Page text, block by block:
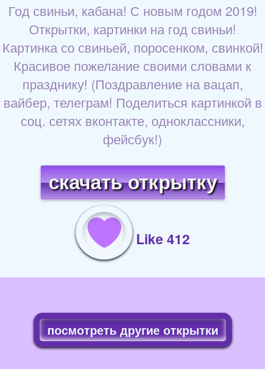
Год свиньи, кабана! С новым годом 2019!
Открытки, картинки на год свиньи!
Картинка со свиньей, поросенком, свинкой!
Красивое пожелание своими словами к
празднику! (Поздравление на вацап,
вайбер, телеграм! Поделиться картинкой в
соц. сетях вконтакте, одноклассники,
фейсбук!)
скачать открытку
Like 412
посмотреть другие открытки